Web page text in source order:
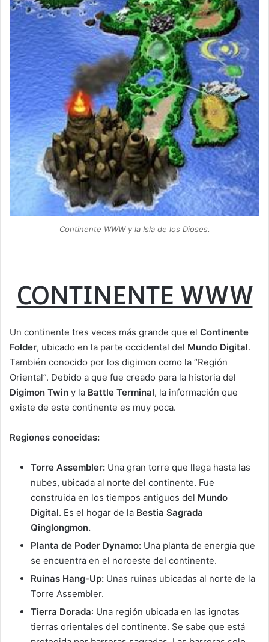
Continente WWW y la Isla de los Dioses.
CONTINENTE WWW
Un continente tres veces más grande que el Continente
Folder, ubicado en la parte occidental del Mundo Digital.
También conocido por los digimon como la “Región
Oriental”. Debido a que fue creado para la historia del
Digimon Twin y la Battle Terminal, la información que
existe de este continente es muy poca.
Regiones conocidas:
Torre Assembler: Una gran torre que llega hasta las
nubes, ubicada al norte del continente. Fue
construida en los tiempos antiguos del Mundo
Digital. Es el hogar de la Bestia Sagrada
Qinglongmon.
Planta de Poder Dynamo: Una planta de energía que
se encuentra en el noroeste del continente.
Ruinas Hang-Up: Unas ruinas ubicadas al norte de la
Torre Assembler.
Tierra Dorada: Una región ubicada en las ignotas
tierras orientales del continente. Se sabe que está